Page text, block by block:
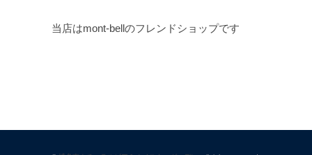
当店はmont-bellのフレンドショップです